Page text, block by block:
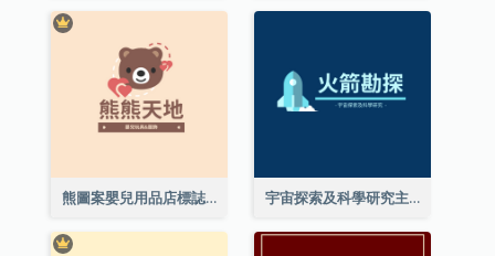
熊圖案嬰兒用品店標誌 宇宙探索及科學研究主題標誌設計